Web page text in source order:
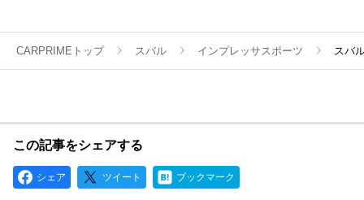
CARPRIMEトップ スバル インプレッサスポーツ スバ
この記事をシェアする
シェア ツイート ブックマーク